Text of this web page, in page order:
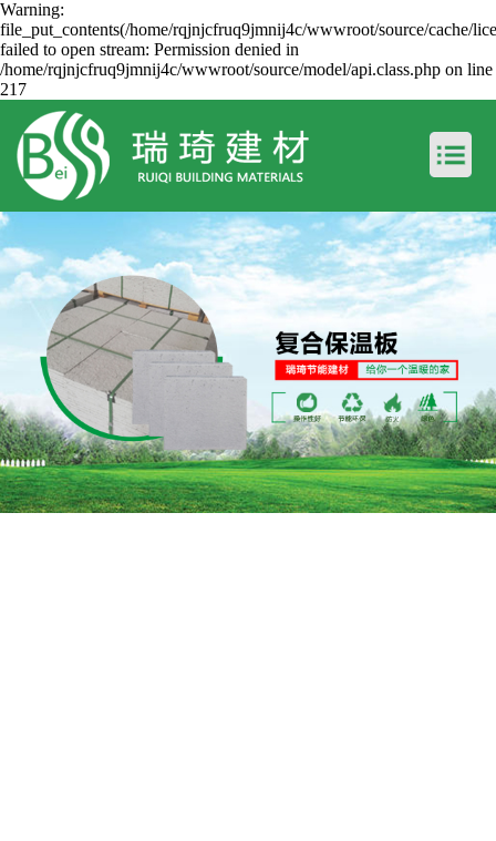
Warning:
file_put_contents(/home/rqjnjcfruq9jmnij4c/wwwroot/source/cache/
failed to open stream: Permission denied in
/home/rqjnjcfruq9jmnij4c/wwwroot/source/model/api.class.php on line
217